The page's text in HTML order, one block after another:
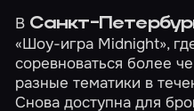
В Санкт-
«Шоу-игра Midnight»,
соревноваться более
разные тематики в
Снова доступна для